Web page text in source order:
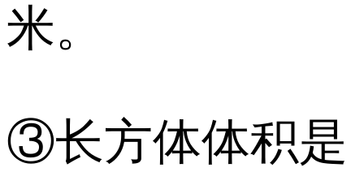
米。
③长方体体积是